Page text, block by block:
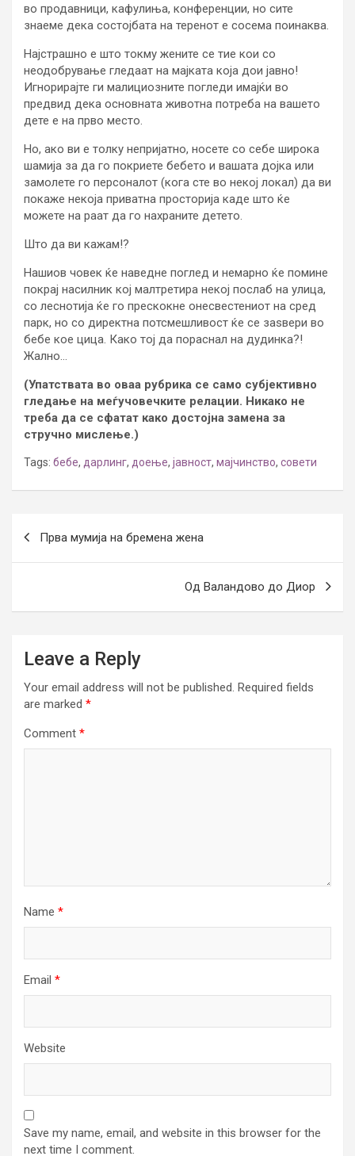
во продавници, кафулиња, конференции, но сите
знаеме дека состојбата на теренот е сосема поинаква.
Најстрашно е што токму жените се тие кои со
неодобрување гледаат на мајката која дои јавно!
Игнорирајте ги малициозните погледи имајќи во
предвид дека основната животна потреба на вашето
дете е на прво место.
Но, ако ви е толку непријатно, носете со себе широка
шамија за да го покриете бебето и вашата дојка или
замолете го персоналот (кога сте во некој локал) да ви
покаже некоја приватна просторија каде што ќе
можете на раат да го нахраните детето.
Што да ви кажам!?
Нашиов човек ќе наведне поглед и немарно ќе помине
покрај насилник кој малтретира некој послаб на улица,
со леснотија ќе го прескокне онесвестениот на сред
парк, но со директна потсмешливост ќе се заѕвери во
бебе кое цица. Како тој да пораснал на дудинка?!
Жално…
(Упатствата во оваа рубрика се само субјективно
гледање на меѓучовечките релации. Никако не
треба да се сфатат како достојна замена за
стручно мислење.)
Tags: бебе, дарлинг, доење, јавност, мајчинство, совети
navigation
Прва мумија на бремена жена
Од Валандово до Диор
Leave a Reply
Your email address will not be published. Required fields
are marked *
Comment *
Name *
Email *
Website
Save my name, email, and website in this browser for the
next time I comment.